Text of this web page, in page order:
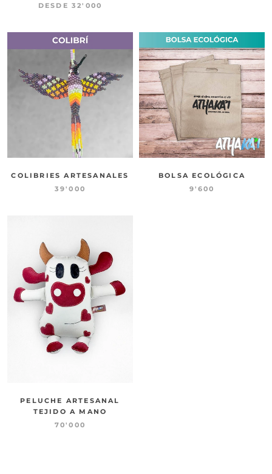
DESDE 32'000
COLIBRIES ARTESANALES
39'000
BOLSA ECOLÓGICA
9'600
PELUCHE ARTESANAL
TEJIDO A MANO
70'000